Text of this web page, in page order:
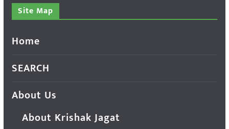
Site Map
Home
SEARCH
About Us
About Krishak Jagat